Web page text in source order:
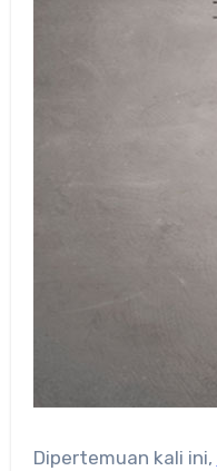
Dipertemuan kali ini,